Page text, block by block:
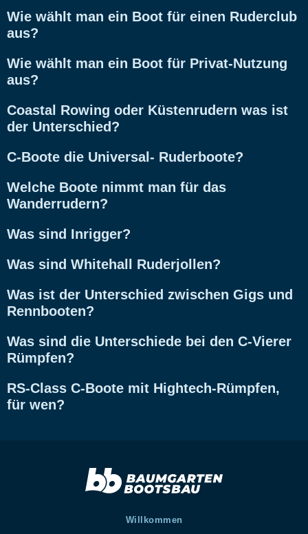
Wie wählt man ein Boot für einen Ruderclub
aus?
Wie wählt man ein Boot für Privat-Nutzung
aus?
Coastal Rowing oder Küstenrudern was ist
der Unterschied?
C-Boote die Universal- Ruderboote?
Welche Boote nimmt man für das
Wanderrudern?
Was sind Inrigger?
Was sind Whitehall Ruderjollen?
Was ist der Unterschied zwischen Gigs und
Rennbooten?
Was sind die Unterschiede bei den C-Vierer
Rümpfen?
RS-Class C-Boote mit Hightech-Rümpfen,
für wen?
Willkommen